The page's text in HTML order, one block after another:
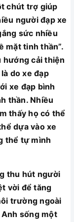
chút trợ giúp
người đạp xe
sức nhiều
mặt tinh thần”.
hướng cải thiện
do xe đạp
xe đạp bình
thần. Nhiều
thấy họ có thể
dựa vào xe
thể tự mình
thu hút người
vời để tăng
trường ngoài
sống một